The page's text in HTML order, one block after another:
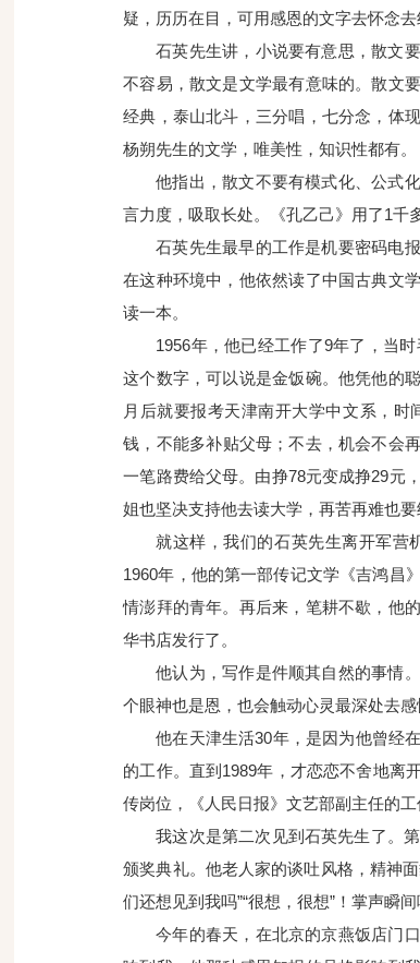
疑，历历在目，可用感恩的文字去怀念去
石英先生讲，小说要有意思，散文
不容易，散文是文学最有意味的。散文
经典，泰山北斗，三分唱，七分念，体
杨朔先生的文学，唯美性，知识性都有。
他指出，散文不要有模式化、公式
言力度，吸取长处。《孔乙己》用了1千
石英先生最早的工作是机要密码电
在这种环境中，他依然读了中国古典文
读一本。
1956年，他已经工作了9年了，当
这个数字，可以说是金饭碗。他凭他的
月后就要报考天津南开大学中文系，
钱，不能多补贴父母；不去，机会不会
一笔路费给父母。由挣78元变成挣29元
姐也坚决支持他去读大学，再苦再难也
就这样，我们的石英先生离开军营
1960年，他的第一部传记文学《吉鸿昌
情澎拜的青年。再后来，笔耕不歇，他
华书店发行了。
他认为，写作是件顺其自然的事情
个眼神也是恩，也会触动心灵最深处去感
他在天津生活30年，是因为他曾经
的工作。直到1989年，才恋恋不舍地离
传岗位，《人民日报》文艺部副主任的工
我这次是第二次见到石英先生了。
颁奖典礼。他老人家的谈吐风格，精神
们还想见到我吗”“很想，很想”！掌声瞬间
今年的春天，在北京的京燕饭店门